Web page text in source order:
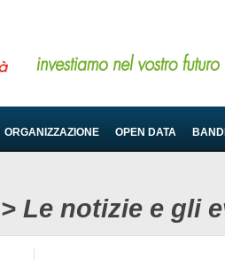
ORGANIZZAZIONE OPEN DATA
> Le notizie e gli